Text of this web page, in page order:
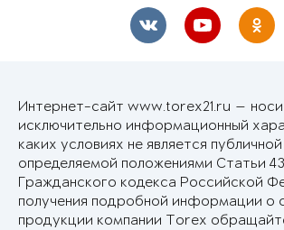
Интернет-сайт www.torex21.ru —
исключительно информационный
каких условиях не является
определяемой положениями Статьи
Гражданского кодекса Российской
получения подробной информации о
продукции компании Torex